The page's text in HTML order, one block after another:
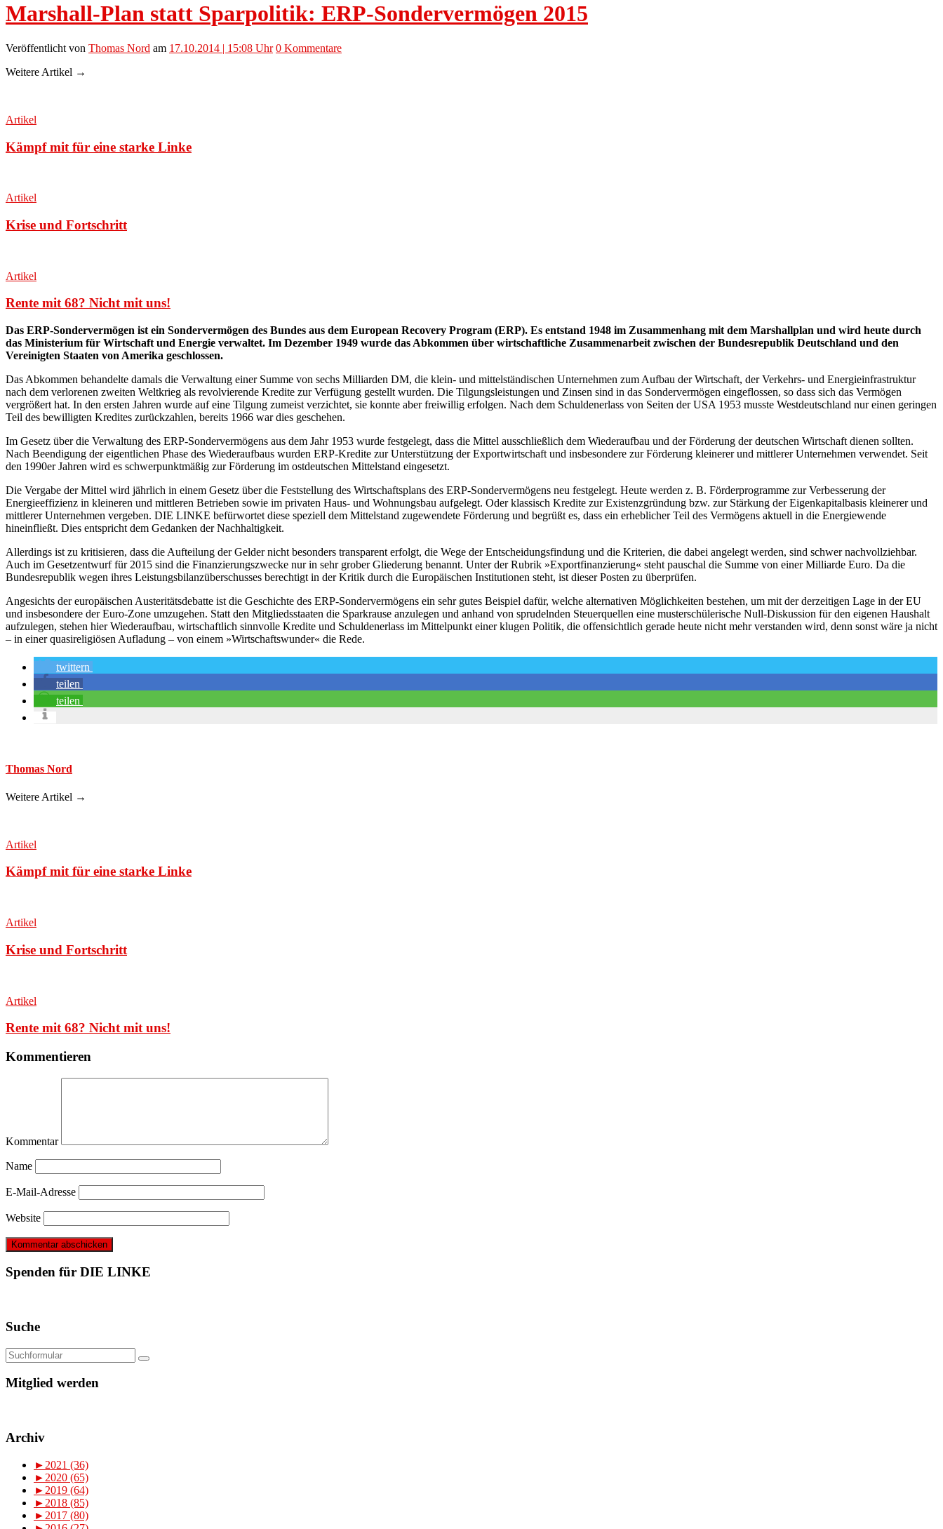
Marshall-Plan statt Sparpolitik: ERP-Sondervermögen 2015
Veröffentlicht von Thomas Nord am 17.10.2014 | 15:08 Uhr 0 Kommentare
Weitere Artikel →
Artikel
Kämpf mit für eine starke Linke
Artikel
Krise und Fortschritt
Artikel
Rente mit 68? Nicht mit uns!
Das ERP-Sondervermögen ist ein Sondervermögen des Bundes aus dem European Recovery Program (ERP). Es entstand 1948 im Zusammenhang mit dem Marshallplan und wird heute durch
das Ministerium für Wirtschaft und Energie verwaltet. Im Dezember 1949 wurde das Abkommen über wirtschaftliche Zusammenarbeit zwischen der Bundesrepublik Deutschland und den
Vereinigten Staaten von Amerika geschlossen.
Das Abkommen behandelte damals die Verwaltung einer Summe von sechs Milliarden DM, die klein- und mittelständischen Unternehmen zum Aufbau der Wirtschaft, der Verkehrs- und Energieinfrastruktur
nach dem verlorenen zweiten Weltkrieg als revolvierende Kredite zur Verfügung gestellt wurden. Die Tilgungsleistungen und Zinsen sind in das Sondervermögen eingeflossen, so dass sich das Vermögen
vergrößert hat. In den ersten Jahren wurde auf eine Tilgung zumeist verzichtet, sie konnte aber freiwillig erfolgen. Nach dem Schuldenerlass von Seiten der USA 1953 musste Westdeutschland nur einen geringen
Teil des bewilligten Kredites zurückzahlen, bereits 1966 war dies geschehen.
Im Gesetz über die Verwaltung des ERP-Sondervermögens aus dem Jahr 1953 wurde festgelegt, dass die Mittel ausschließlich dem Wiederaufbau und der Förderung der deutschen Wirtschaft dienen sollten.
Nach Beendigung der eigentlichen Phase des Wiederaufbaus wurden ERP-Kredite zur Unterstützung der Exportwirtschaft und insbesondere zur Förderung kleinerer und mittlerer Unternehmen verwendet. Seit
den 1990er Jahren wird es schwerpunktmäßig zur Förderung im ostdeutschen Mittelstand eingesetzt.
Die Vergabe der Mittel wird jährlich in einem Gesetz über die Feststellung des Wirtschaftsplans des ERP-Sondervermögens neu festgelegt. Heute werden z. B. Förderprogramme zur Verbesserung der
Energieeffizienz in kleineren und mittleren Betrieben sowie im privaten Haus- und Wohnungsbau aufgelegt. Oder klassisch Kredite zur Existenzgründung bzw. zur Stärkung der Eigenkapitalbasis kleinerer und
mittlerer Unternehmen vergeben. DIE LINKE befürwortet diese speziell dem Mittelstand zugewendete Förderung und begrüßt es, dass ein erheblicher Teil des Vermögens aktuell in die Energiewende
hineinfließt. Dies entspricht dem Gedanken der Nachhaltigkeit.
Allerdings ist zu kritisieren, dass die Aufteilung der Gelder nicht besonders transparent erfolgt, die Wege der Entscheidungsfindung und die Kriterien, die dabei angelegt werden, sind schwer nachvollziehbar.
Auch im Gesetzentwurf für 2015 sind die Finanzierungszwecke nur in sehr grober Gliederung benannt. Unter der Rubrik »Exportfinanzierung« steht pauschal die Summe von einer Milliarde Euro. Da die
Bundesrepublik wegen ihres Leistungsbilanzüberschusses berechtigt in der Kritik durch die Europäischen Institutionen steht, ist dieser Posten zu überprüfen.
Angesichts der europäischen Austeritätsdebatte ist die Geschichte des ERP-Sondervermögens ein sehr gutes Beispiel dafür, welche alternativen Möglichkeiten bestehen, um mit der derzeitigen Lage in der EU
und insbesondere der Euro-Zone umzugehen. Statt den Mitgliedsstaaten die Sparkrause anzulegen und anhand von sprudelnden Steuerquellen eine musterschülerische Null-Diskussion für den eigenen Haushalt
aufzulegen, stehen hier Wiederaufbau, wirtschaftlich sinnvolle Kredite und Schuldenerlass im Mittelpunkt einer klugen Politik, die offensichtlich gerade heute nicht mehr verstanden wird, denn sonst wäre ja nicht
– in einer quasireligiösen Aufladung – von einem »Wirtschaftswunder« die Rede.
twittern
teilen
teilen
Thomas Nord
Weitere Artikel →
Artikel
Kämpf mit für eine starke Linke
Artikel
Krise und Fortschritt
Artikel
Rente mit 68? Nicht mit uns!
Kommentieren
Kommentar
Name
E-Mail-Adresse
Website
Spenden für DIE LINKE
Suche
Mitglied werden
Archiv
► 2021 (36)
► 2020 (65)
► 2019 (64)
► 2018 (85)
► 2017 (80)